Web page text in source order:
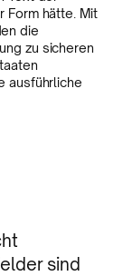
Form hätte. Mit
die
zu sicheren
ausführliche
sind